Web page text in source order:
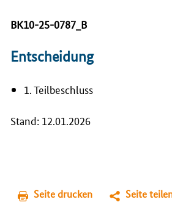
BK10-25-0787_B
Entscheidung
1. Teilbeschluss
Stand: 12.01.2026
Seite drucken Seite